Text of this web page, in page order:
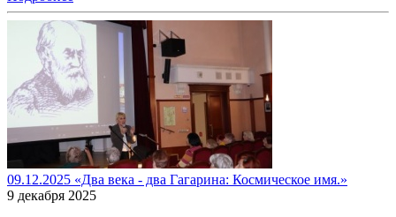
09.12.2025 «Два века - два Гагарина: Космическое имя.»
9 декабря 2025